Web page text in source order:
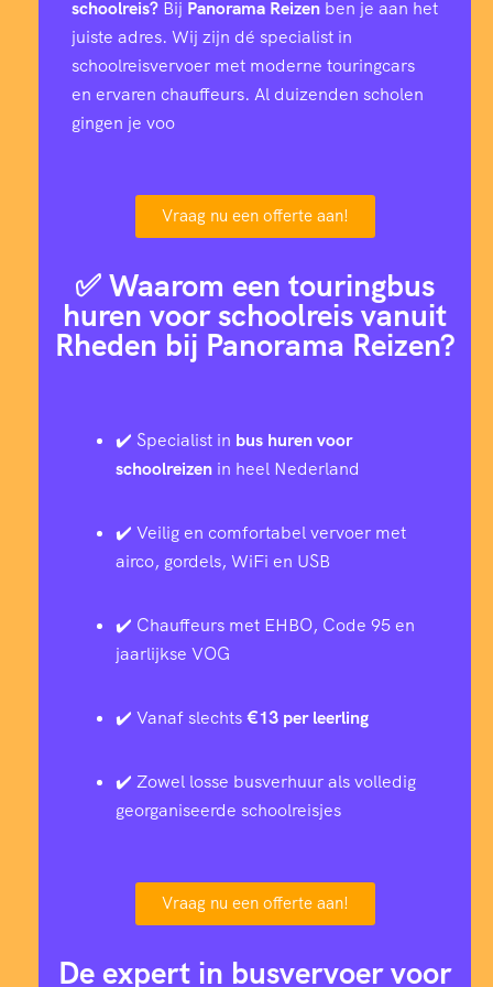
schoolreis? Bij Panorama Reizen ben je aan het
juiste adres. Wij zijn dé specialist in
schoolreisvervoer met moderne touringcars
en ervaren chauffeurs. Al duizenden scholen
gingen je voo
Vraag nu een offerte aan!
✅ Waarom een touringbus
huren voor schoolreis vanuit
Rheden bij Panorama Reizen?
✔️ Specialist in bus huren voor
schoolreizen in heel Nederland
✔️ Veilig en comfortabel vervoer met
airco, gordels, WiFi en USB
✔️ Chauffeurs met EHBO, Code 95 en
jaarlijkse VOG
✔️ Vanaf slechts€13 per leerling
✔️ Zowel losse busverhuur als volledig
georganiseerde schoolreisjes
Vraag nu een offerte aan!
De expert in busvervoer voor